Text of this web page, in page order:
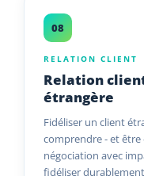
08
RELATION CLIENT
Relation
étrangère
Fidéliser un client
comprendre - et être
négociation avec
fidéliser